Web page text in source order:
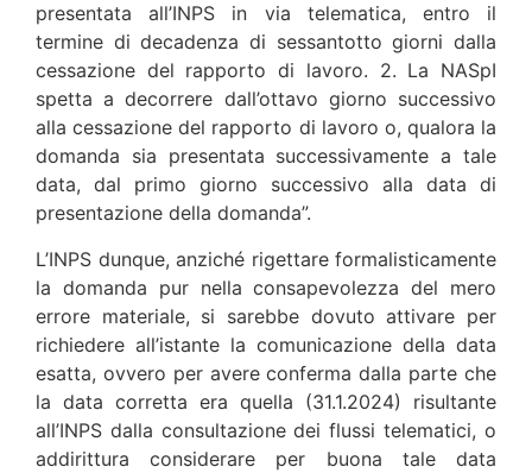
presentata all’INPS in via telematica, entro il
termine di decadenza di sessantotto giorni dalla
cessazione del rapporto di lavoro. 2. La NASpI
spetta a decorrere dall’ottavo giorno successivo
alla cessazione del rapporto di lavoro o, qualora la
domanda sia presentata successivamente a tale
data, dal primo giorno successivo alla data di
presentazione della domanda”.
L’INPS dunque, anziché rigettare formalisticamente
la domanda pur nella consapevolezza del mero
errore materiale, si sarebbe dovuto attivare per
richiedere all’istante la comunicazione della data
esatta, ovvero per avere conferma dalla parte che
la data corretta era quella (31.1.2024) risultante
all’INPS dalla consultazione dei flussi telematici, o
addirittura considerare per buona tale data